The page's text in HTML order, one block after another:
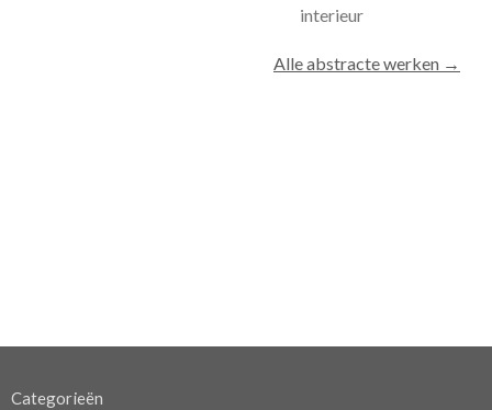
interieur
Alle abstracte werken →
Categorieën